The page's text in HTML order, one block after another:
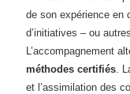
de son expérience en
d’initiatives – ou
L’accompagnement
méthodes certifiés.
et l’assimilation des